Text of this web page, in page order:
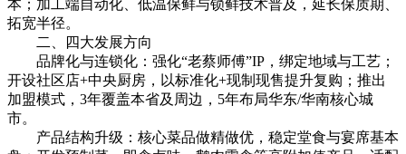
本；加工端自动化、低温保鲜与锁鲜技术普及，延长保质期、
拓宽半径。
二、四大发展方向
品牌化与连锁化：强化“老蔡师傅”IP，绑定地域与工艺；
开设社区店+中央厨房，以标准化+现制现售提升复购；推出
加盟模式，3年覆盖本省及周边，5年布局华东/华南核心城
市。
产品结构升级：核心菜品做精做优，稳定堂食与宴席基本